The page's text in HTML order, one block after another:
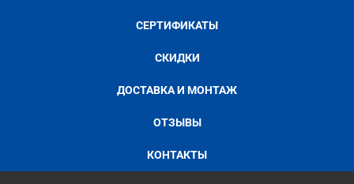
СЕРТИФИКАТЫ
СКИДКИ
ДОСТАВКА И МОНТАЖ
ОТЗЫВЫ
КОНТАКТЫ